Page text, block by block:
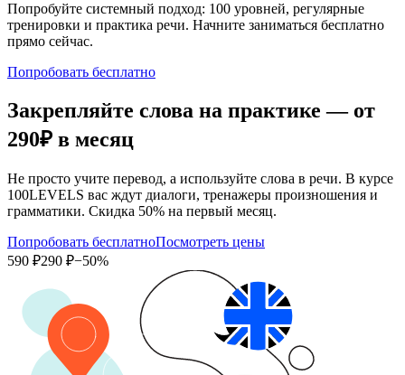
Попробуйте системный подход: 100 уровней, регулярные
тренировки и практика речи. Начните заниматься бесплатно
прямо сейчас.
Попробовать бесплатно
Закрепляйте слова на практике — от
290₽ в месяц
Не просто учите перевод, а используйте слова в речи. В курсе
100LEVELS вас ждут диалоги, тренажеры произношения и
грамматики. Скидка 50% на первый месяц.
Попробовать бесплатноПосмотреть цены
590 ₽290 ₽−50%